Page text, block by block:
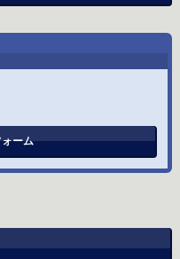
ーム